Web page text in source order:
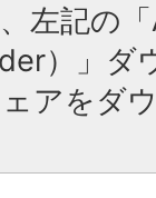
左記の
）」ダ
アをダ